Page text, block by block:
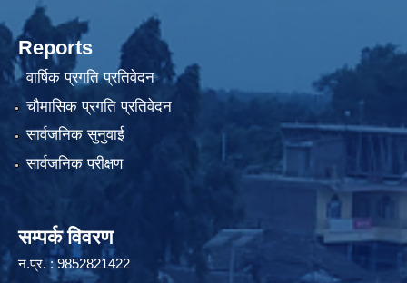
Reports
वार्षिक प्रगति प्रतिवेदन
चौमासिक प्रगति प्रतिवेदन
सार्वजनिक सुनुवाई
सार्वजनिक परीक्षण
सम्पर्क विवरण
न.प्र. : 9852821422